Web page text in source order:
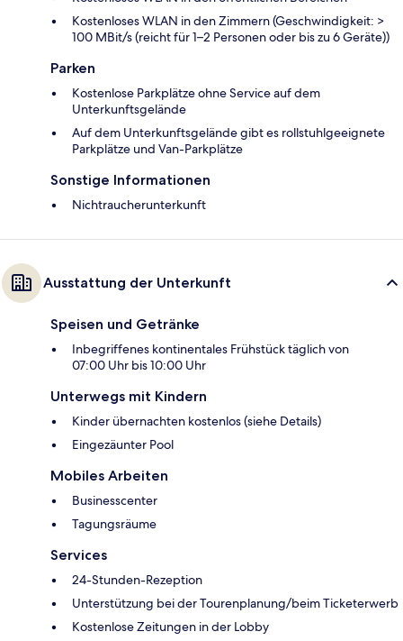
Kostenloses WLAN in den Zimmern (Geschwindigkeit: >
100 MBit/s (reicht für 1–2 Personen oder bis zu 6 Geräte))
Parken
Kostenlose Parkplätze ohne Service auf dem
Unterkunftsgelände
Auf dem Unterkunftsgelände gibt es rollstuhlgeeignete
Parkplätze und Van-Parkplätze
Sonstige Informationen
Nichtraucherunterkunft
Ausstattung der Unterkunft
Speisen und Getränke
Inbegriffenes kontinentales Frühstück täglich von
07:00 Uhr bis 10:00 Uhr
Unterwegs mit Kindern
Kinder übernachten kostenlos (siehe Details)
Eingezäunter Pool
Mobiles Arbeiten
Businesscenter
Tagungsräume
Services
24-Stunden-Rezeption
Unterstützung bei der Tourenplanung/beim Ticketerwerb
Kostenlose Zeitungen in der Lobby